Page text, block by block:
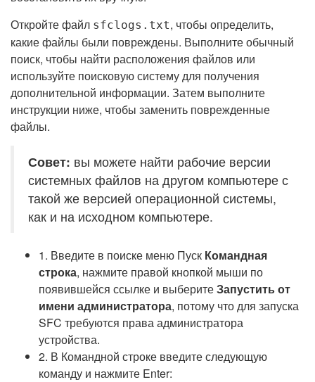
Откройте файл sfclogs.txt, чтобы определить,
какие файлы были повреждены. Выполните обычный
поиск, чтобы найти расположения файлов или
используйте поисковую систему для получения
дополнительной информации. Затем выполните
инструкции ниже, чтобы заменить поврежденные
файлы.
Совет: вы можете найти рабочие версии
системных файлов на другом компьютере с
такой же версией операционной системы,
как и на исходном компьютере.
1. Введите в поиске меню Пуск Командная
строка, нажмите правой кнопкой мыши по
появившейся ссылке и выберитеЗапустить от
имени администратора, потому что для запуска
SFC требуются права администратора
устройства.
2. В Командной строке введите следующую
команду и нажмите Enter: